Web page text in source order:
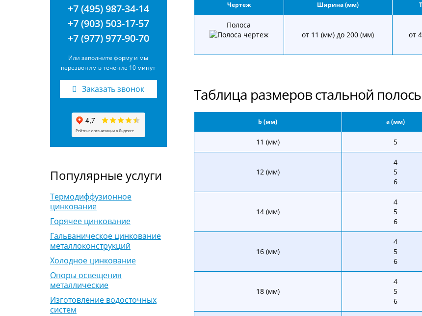
+7 (495) 987-34-14
+7 (903) 503-17-57
+7 (977) 977-90-70
Или заполните форму и мы
перезвоним в течение 10 минут
Заказать звонок
Популярные услуги
Термодиффузионное
цинкование
Горячее цинкование
Гальваническое цинкование
металлоконструкций
Холодное цинкование
Опоры освещения
металлические
Изготовление водосточных
систем
Чертеж Ширина (мм)
Полоса
от 11 (мм) до 200 (мм)
от
Таблица размеров стальной
b (мм) a (мм)
11 (мм) 5
12 (мм)
4
5
6
14 (мм)
4
5
6
16 (мм)
4
5
6
18 (мм)
4
5
6